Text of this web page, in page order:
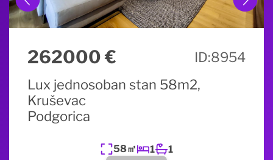
262000 € ID:8954
Lux jednosoban stan 58m2,
Kruševac
Podgorica
58㎡ 1
1